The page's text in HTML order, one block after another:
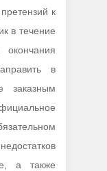
к
в течение
в
заказным
а также